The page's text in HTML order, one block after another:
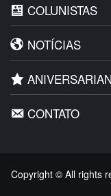
COLUNISTAS
NOTÍCIAS
CONTATO
Copyright © All rights